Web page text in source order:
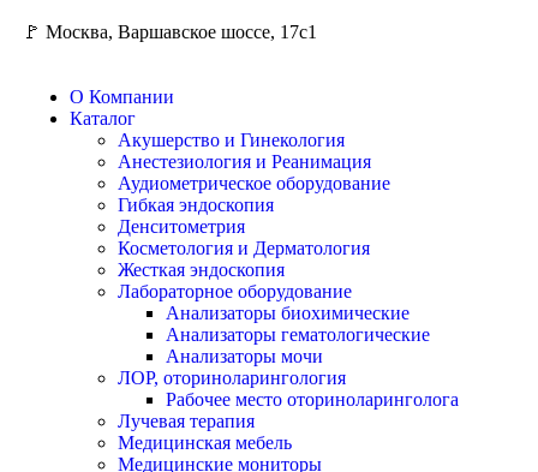
🚩 Москва, Варшавское шоссе, 17с1
О Компании
Каталог
Акушерство и Гинекология
Анестезиология и Реанимация
Аудиометрическое оборудование
Гибкая эндоскопия
Денситометрия
Косметология и Дерматология
Жесткая эндоскопия
Лабораторное оборудование
Анализаторы биохимические
Анализаторы гематологические
Анализаторы мочи
ЛОР, оториноларингология
Рабочее место оториноларинголога
Лучевая терапия
Медицинская мебель
Медицинские мониторы